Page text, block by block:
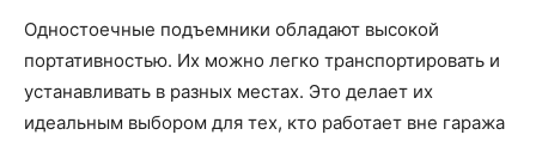
Одностоечные подъемники обладают высокой
портативностью. Их можно легко транспортировать и
устанавливать в разных местах. Это делает их
идеальным выбором для тех, кто работает вне гаража